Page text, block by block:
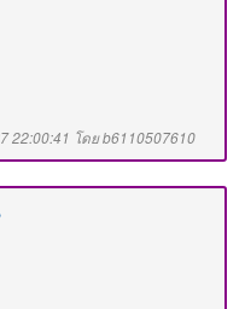
22:00:41 โดย b6110507610